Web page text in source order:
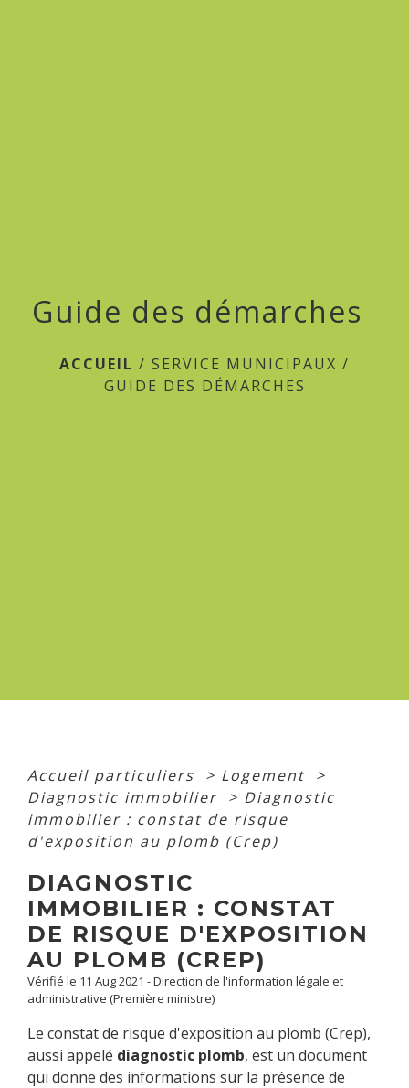
Guide des démarches
ACCUEIL / SERVICE MUNICIPAUX /
GUIDE DES DÉMARCHES
Accueil particuliers > Logement >
Diagnostic immobilier > Diagnostic
immobilier : constat de risque
d'exposition au plomb (Crep)
DIAGNOSTIC
IMMOBILIER : CONSTAT
DE RISQUE D'EXPOSITION
AU PLOMB (CREP)
Vérifié le 11 Aug 2021 - Direction de l'information légale et
administrative (Première ministre)
Le constat de risque d'exposition au plomb (Crep),
aussi appelé diagnostic plomb, est un document
qui donne des informations sur la présence de